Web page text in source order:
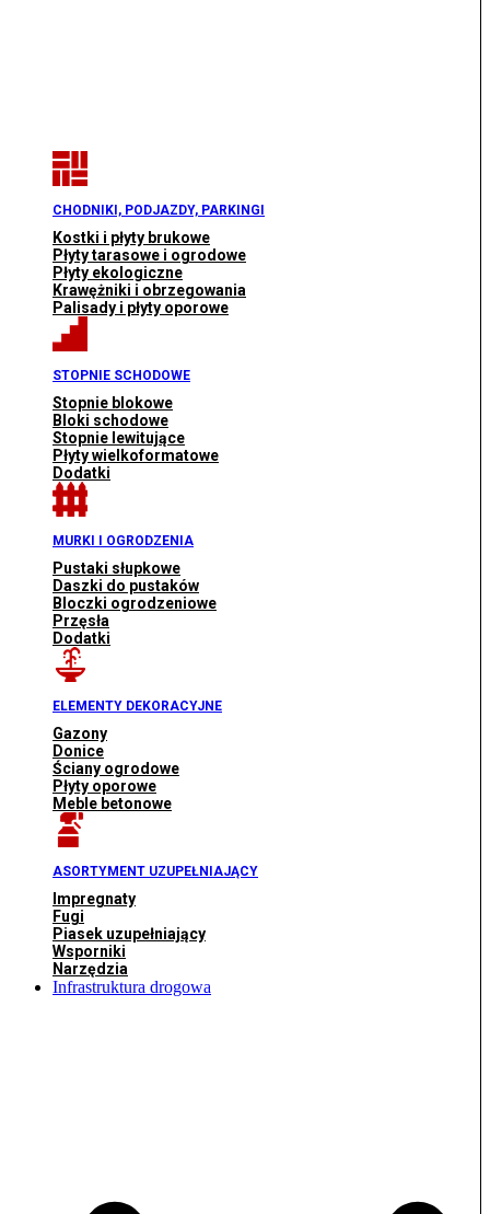
CHODNIKI, PODJAZDY, PARKINGI
Kostki i płyty brukowe
Płyty tarasowe i ogrodowe
Płyty ekologiczne
Krawężniki i obrzegowania
Palisady i płyty oporowe
STOPNIE SCHODOWE
Stopnie blokowe
Bloki schodowe
Stopnie lewitujące
Płyty wielkoformatowe
Dodatki
MURKI I OGRODZENIA
Pustaki słupkowe
Daszki do pustaków
Bloczki ogrodzeniowe
Przęsła
Dodatki
ELEMENTY DEKORACYJNE
Gazony
Donice
Ściany ogrodowe
Płyty oporowe
Meble betonowe
ASORTYMENT UZUPEŁNIAJĄCY
Impregnaty
Fugi
Piasek uzupełniający
Wsporniki
Narzędzia
Infrastruktura drogowa